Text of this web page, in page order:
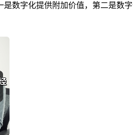
数字化提供附加价值，第二是数